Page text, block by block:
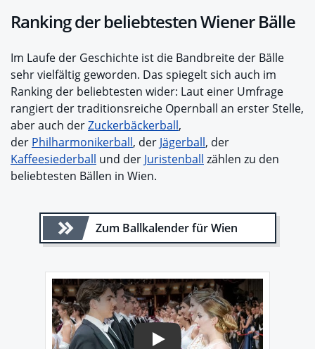
Ranking der beliebtesten Wiener Bälle
Im Laufe der Geschichte ist die Bandbreite der Bälle
sehr vielfältig geworden. Das spiegelt sich auch im
Ranking der beliebtesten wider: Laut einer Umfrage
rangiert der traditionsreiche Opernball an erster Stelle,
aber auch derZuckerbäckerball,
der Philharmonikerball, der Jägerball, der
Kaffeesiederball und der Juristenball zählen zu den
beliebtesten Bällen in Wien.
Zum Ballkalender für Wien
Play